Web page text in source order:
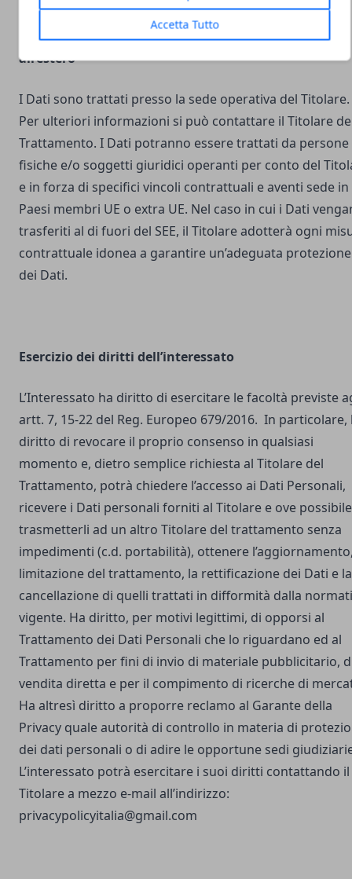
Accetta Tutto
Luogo del Trattamento e trasferimento dei Dati
all’estero
I Dati sono trattati presso la sede operativa del Titolare.
Per ulteriori informazioni si può contattare il Titolare
Trattamento. I Dati potranno essere trattati da persone
fisiche e/o soggetti giuridici operanti per conto del
e in forza di specifici vincoli contrattuali e aventi sede in
Paesi membri UE o extra UE. Nel caso in cui i Dati
trasferiti al di fuori del SEE, il Titolare adotterà ogni
contrattuale idonea a garantire un’adeguata protezione
dei Dati.
Esercizio dei diritti dell’interessato
L’Interessato ha diritto di esercitare le facoltà previste
artt. 7, 15-22 del Reg. Europeo 679/2016. In particolare,
diritto di revocare il proprio consenso in qualsiasi
momento e, dietro semplice richiesta al Titolare del
Trattamento, potrà chiedere l’accesso ai Dati Personali,
ricevere i Dati personali forniti al Titolare e ove possibile
trasmetterli ad un altro Titolare del trattamento senza
impedimenti (c.d. portabilità), ottenere
limitazione del trattamento, la rettificazione dei Dati e la
cancellazione di quelli trattati in difformità dalla
vigente. Ha diritto, per motivi legittimi, di opporsi al
Trattamento dei Dati Personali che lo riguardano ed al
Trattamento per fini di invio di materiale pubblicitario,
vendita diretta e per il compimento di ricerche di
Ha altresì diritto a proporre reclamo al Garante della
Privacy quale autorità di controllo in materia di
dei dati personali o di adire le opportune sedi
L’interessato potrà esercitare i suoi diritti contattando il
Titolare a mezzo e-mail all’indirizzo:
privacypolicyitalia@gmail.com